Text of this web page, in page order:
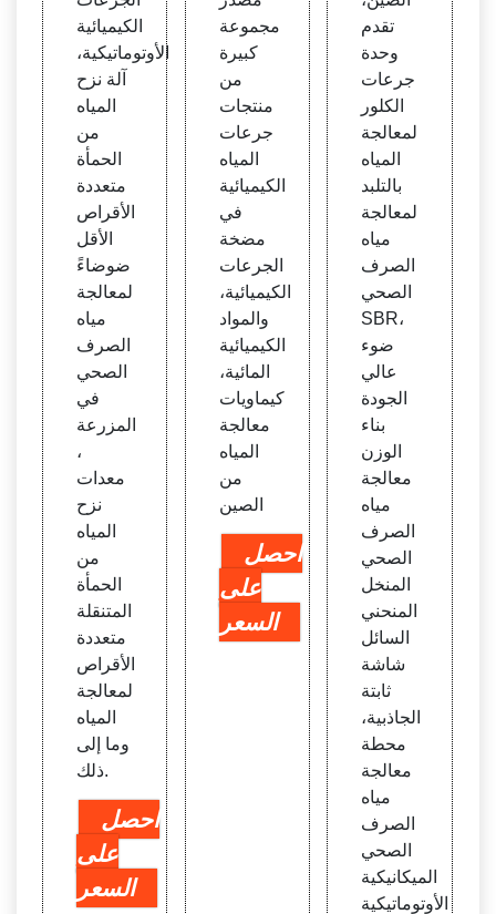
الكيميائية
الأوتوماتيكية،
آلة نزح
المياه
من
الحمأة
متعددة
الأقراص
الأقل
ضوضاءً
لمعالجة
مياه
الصرف
الصحي
في
المزرعة
،
معدات
نزح
المياه
من
الحمأة
المتنقلة
متعددة
الأقراص
لمعالجة
المياه
وما إلى
ذلك.
احصل
على
السعر
مجموعة
كبيرة
من
منتجات
جرعات
المياه
الكيميائية
في
مضخة
الجرعات
الكيميائية،
والمواد
الكيميائية
المائية،
كيماويات
معالجة
المياه
من
الصين
احصل
على
السعر
تقدم
وحدة
جرعات
الكلور
لمعالجة
المياه
بالتلبد
لمعالجة
مياه
الصرف
الصحي
SBR،
ضوء
عالي
الجودة
بناء
الوزن
معالجة
مياه
الصرف
الصحي
المنخل
المنحني
السائل
شاشة
ثابتة
الجاذبية،
محطة
معالجة
مياه
الصرف
الصحي
الميكانيكية
الأوتوماتيكية